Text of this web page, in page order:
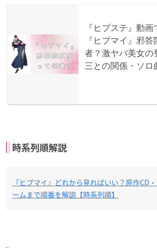
時系列順解説
『ヒプマイ』どれから見ればいい？原作CD
ームまで順番を解説【時系列順】